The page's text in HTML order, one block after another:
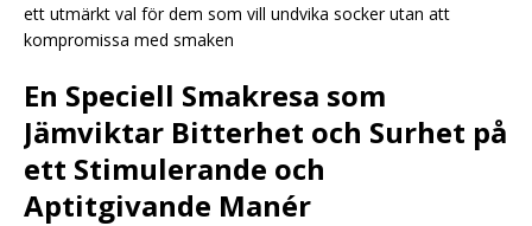
ett utmärkt val för dem som vill undvika socker utan att
kompromissa med smaken
En Speciell Smakresa som
Jämviktar Bitterhet och Surhet på
ett Stimulerande och
Aptitgivande Manér